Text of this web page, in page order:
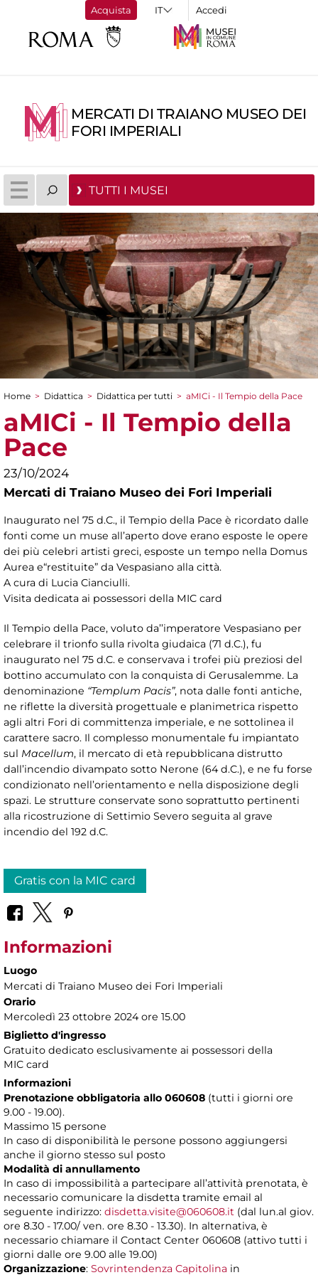
Acquista Accedi
MERCATI DI TRAIANO MUSEO DEI
FORI IMPERIALI
TUTTI I MUSEI
Tu sei qui
Home > Didattica > Didattica per tutti > aMICi - Il Tempio della Pace
aMICi - Il Tempio della
Pace
23/10/2024
Mercati di Traiano Museo dei Fori Imperiali
Inaugurato nel 75 d.C., il Tempio della Pace è ricordato dalle
fonti come un muse all’aperto dove erano esposte le opere
dei più celebri artisti greci, esposte un tempo nella Domus
Aurea e“restituite” da Vespasiano alla città.
A cura di Lucia Cianciulli.
Visita dedicata ai possessori della MIC card
Il Tempio della Pace, voluto da’’imperatore Vespasiano per
celebrare il trionfo sulla rivolta giudaica (71 d.C.), fu
inaugurato nel 75 d.C. e conservava i trofei più preziosi del
bottino accumulato con la conquista di Gerusalemme. La
denominazione “Templum Pacis”, nota dalle fonti antiche,
ne riflette la diversità progettuale e planimetrica rispetto
agli altri Fori di committenza imperiale, e ne sottolinea il
carattere sacro. Il complesso monumentale fu impiantato
sul Macellum, il mercato di età repubblicana distrutto
dall’incendio divampato sotto Nerone (64 d.C.), e ne fu forse
condizionato nell’orientamento e nella disposizione degli
spazi. Le strutture conservate sono soprattutto pertinenti
alla ricostruzione di Settimio Severo seguita al grave
incendio del 192 d.C.
Gratis con la MIC card
Informazioni
Luogo
Mercati di Traiano Museo dei Fori Imperiali
Orario
Mercoledì 23 ottobre 2024 ore 15.00
Biglietto d'ingresso
Gratuito dedicato esclusivamente ai possessori della
MIC card
Informazioni
Prenotazione obbligatoria allo 060608 (tutti i giorni ore
9.00 - 19.00).
Massimo 15 persone
In caso di disponibilità le persone possono aggiungersi
anche il giorno stesso sul posto
Modalità di annullamento
In caso di impossibilità a partecipare all’attività prenotata, è
necessario comunicare la disdetta tramite email al
seguente indirizzo: disdetta.visite@060608.it (dal lun.al giov.
ore 8.30 - 17.00/ ven. ore 8.30 - 13.30). In alternativa, è
necessario chiamare il Contact Center 060608 (attivo tutti i
giorni dalle ore 9.00 alle 19.00)
Organizzazione: Sovrintendenza Capitolina in